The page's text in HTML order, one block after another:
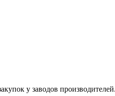
у заводов производителей.